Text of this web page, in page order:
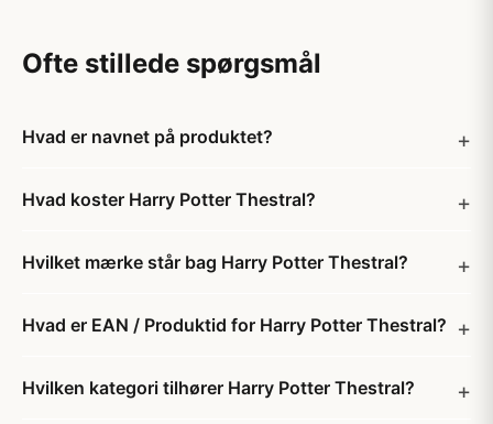
Ofte stillede spørgsmål
Hvad er navnet på produktet?
Hvad koster Harry Potter Thestral?
Hvilket mærke står bag Harry Potter Thestral?
Hvad er EAN / Produktid for Harry Potter Thestral?
Hvilken kategori tilhører Harry Potter Thestral?